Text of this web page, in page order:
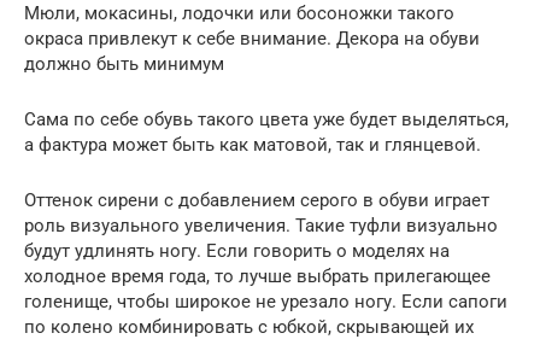
Мюли, мокасины, лодочки или босоножки такого
окраса привлекут к себе внимание. Декора на обуви
должно быть минимум
Сама по себе обувь такого цвета уже будет выделяться,
а фактура может быть как матовой, так и глянцевой.
Оттенок сирени с добавлением серого в обуви играет
роль визуального увеличения. Такие туфли визуально
будут удлинять ногу. Если говорить о моделях на
холодное время года, то лучше выбрать прилегающее
голенище, чтобы широкое не урезало ногу. Если сапоги
по колено комбинировать с юбкой, скрывающей их